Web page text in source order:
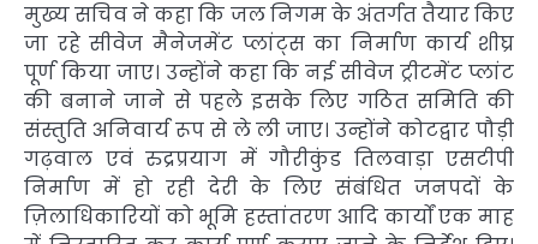
मुख्य सचिव ने कहा कि जल निगम के अंतर्गत तैयार किए
जा रहे सीवेज मैनेजमेंट प्लांट्स का निर्माण कार्य शीघ्र
पूर्ण किया जाए। उन्होंने कहा कि नई सीवेज ट्रीटमेंट प्लांट
की बनाने जाने से पहले इसके लिए गठित समिति की
संस्तुति अनिवार्य रूप से ले ली जाए। उन्होंने कोटद्वार पौड़ी
गढ़वाल एवं रुद्रप्रयाग में गौरीकुंड तिलवाड़ा एसटीपी
निर्माण में हो रही देरी के लिए संबंधित जनपदों के
ज़िलाधिकारियों को भूमि हस्तांतरण आदि कार्यों एक माह